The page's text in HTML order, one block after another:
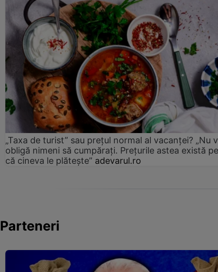
„Taxa de turist” sau prețul normal al vacanței? „Nu
obligă nimeni să cumpărați. Prețurile astea există
că cineva le plătește” adevarul.ro
Parteneri